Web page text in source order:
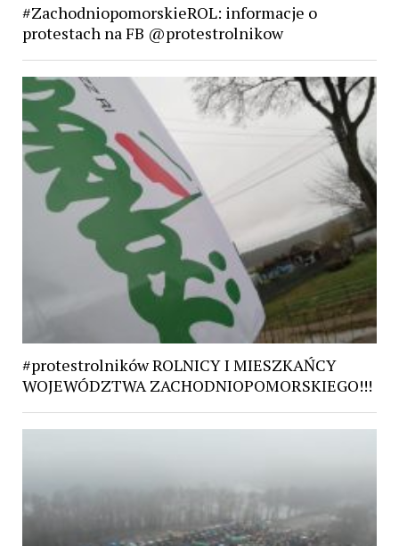
#ZachodniopomorskieROL: informacje o
protestach na FB @protestrolnikow
#protestrolników ROLNICY I MIESZKAŃCY
WOJEWÓDZTWA ZACHODNIOPOMORSKIEGO!!!